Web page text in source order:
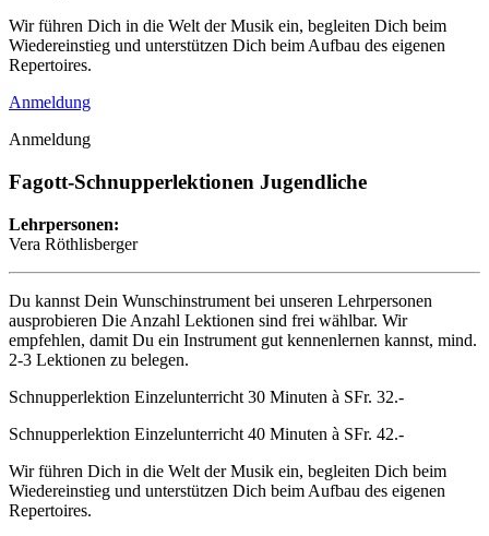
Wir führen Dich in die Welt der Musik ein, begleiten Dich beim
Wiedereinstieg und unterstützen Dich beim Aufbau des eigenen
Repertoires.
Anmeldung
Anmeldung
Fagott-Schnupperlektionen Jugendliche
Lehrpersonen:
Vera Röthlisberger
Du kannst Dein Wunschinstrument bei unseren Lehrpersonen
ausprobieren Die Anzahl Lektionen sind frei wählbar. Wir
empfehlen, damit Du ein Instrument gut kennenlernen kannst, mind.
2-3 Lektionen zu belegen.
Schnupperlektion Einzelunterricht 30 Minuten à SFr. 32.-
Schnupperlektion Einzelunterricht 40 Minuten à SFr. 42.-
Wir führen Dich in die Welt der Musik ein, begleiten Dich beim
Wiedereinstieg und unterstützen Dich beim Aufbau des eigenen
Repertoires.